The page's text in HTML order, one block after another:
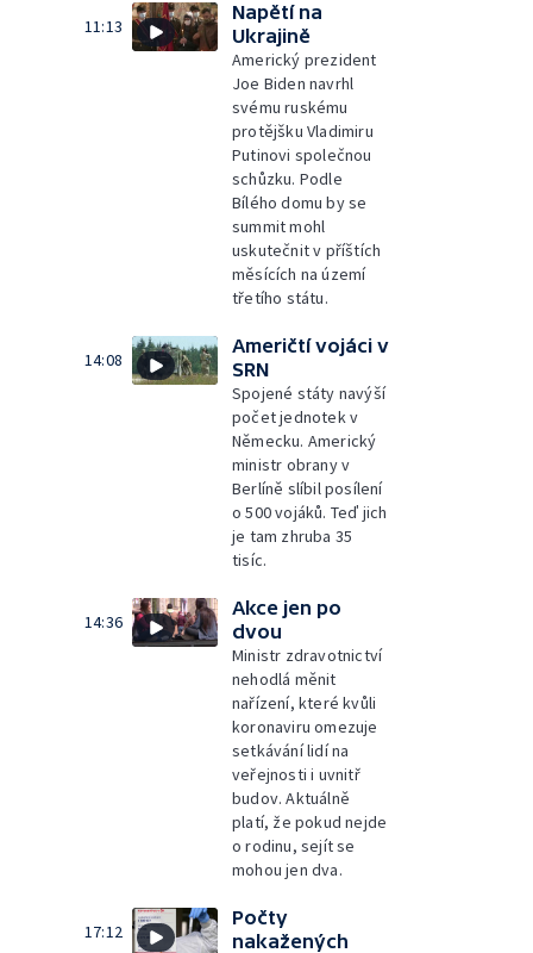
11:13
Napětí na
Ukrajině
Americký prezident
Joe Biden navrhl
svému ruskému
protějšku Vladimiru
Putinovi společnou
schůzku. Podle
Bílého domu by se
summit mohl
uskutečnit v příštích
měsících na území
třetího státu.
14:08
Američtí vojáci v
SRN
Spojené státy navýší
počet jednotek v
Německu. Americký
ministr obrany v
Berlíně slíbil posílení
o 500 vojáků. Teď jich
je tam zhruba 35
tisíc.
14:36
Akce jen po
dvou
Ministr zdravotnictví
nehodlá měnit
nařízení, které kvůli
koronaviru omezuje
setkávání lidí na
veřejnosti i uvnitř
budov. Aktuálně
platí, že pokud nejde
o rodinu, sejít se
mohou jen dva.
17:12
Počty
nakažených